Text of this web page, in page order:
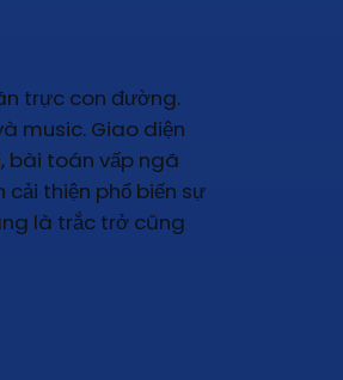
trực con đường.
music. Giao diện
bài toán vấp ngã
thiện phổ biến sự
là trắc trở cũng